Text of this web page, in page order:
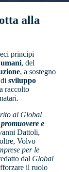
alla
principi
, del
, a sostegno
sviluppo
raccolto
al Global
promuovere e
Dattoli,
Volvo
per le
dal Global
il ruolo